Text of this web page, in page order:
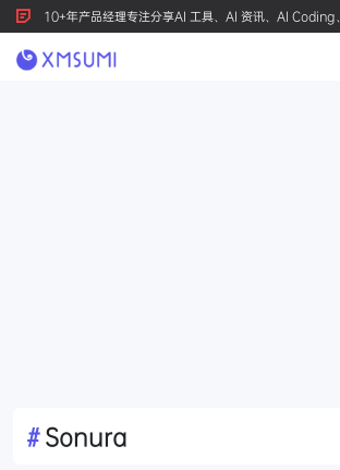
10+年产品经理专注分享AI 工具、AI 资讯、AI
产品创新，按 Ctrl+D 收藏我们
#Sonura